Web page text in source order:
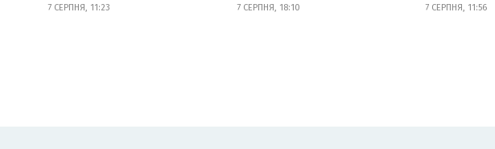
7 СЕРПНЯ, 11:23 7 СЕРПНЯ, 18:10 7 СЕРПНЯ, 11:56